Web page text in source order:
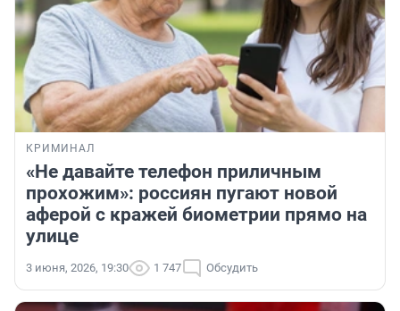
КРИМИНАЛ
«Не давайте телефон приличным
прохожим»: россиян пугают новой
аферой с кражей биометрии прямо на
улице
3 июня, 2026, 19:30 1 747 Обсудить